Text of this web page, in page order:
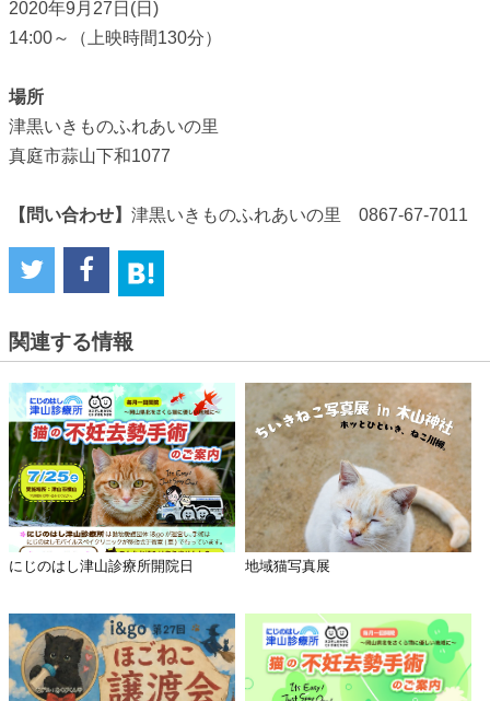
2020年9月27日(日)
14:00～（上映時間130分）
場所
津黒いきものふれあいの里
真庭市蒜山下和1077
【問い合わせ】 津黒いきものふれあいの里 0867-67-7011
関連する情報
にじのはし津山診療所開院日 地域猫写真展